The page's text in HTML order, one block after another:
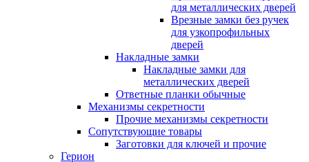
для металлических дверей
Врезные замки без ручек
для узкопрофильных
дверей
Накладные замки
Накладные замки для
металлических дверей
Ответные планки обычные
Механизмы секретности
Прочие механизмы секретности
Сопутствующие товары
Заготовки для ключей и прочие
Герион